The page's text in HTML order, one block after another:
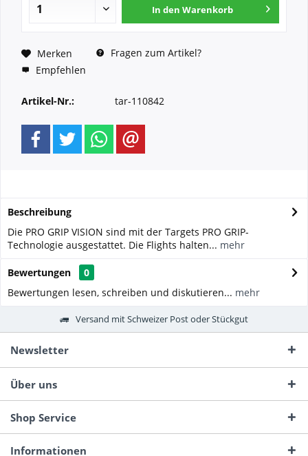
In den Warenkorb
Merken
Fragen zum Artikel?
Empfehlen
Artikel-Nr.: tar-110842
Beschreibung
Die PRO GRIP VISION sind mit der Targets PRO GRIP-
Technologie ausgestattet. Die Flights halten... mehr
Bewertungen
0
Bewertungen lesen, schreiben und diskutieren... mehr
Versand mit Schweizer Post oder Stückgut
Newsletter
Über uns
Shop Service
Informationen